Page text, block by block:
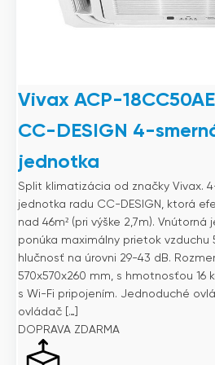
Vivax ACP-
CC-DESIGN 4-
jednotka
Split klimatizácia od značky Vivax.
jednotka radu CC-DESIGN, ktorá
nad 46m² (pri výške 2,7m).
ponúka maximálny prietok vzduchu
hlučnosť na úrovni 29-43 dB.
570x570x260 mm, s hmotnosťou 16
s Wi-Fi pripojením. Jednoduché
ovládač […]
DOPRAVA ZDARMA